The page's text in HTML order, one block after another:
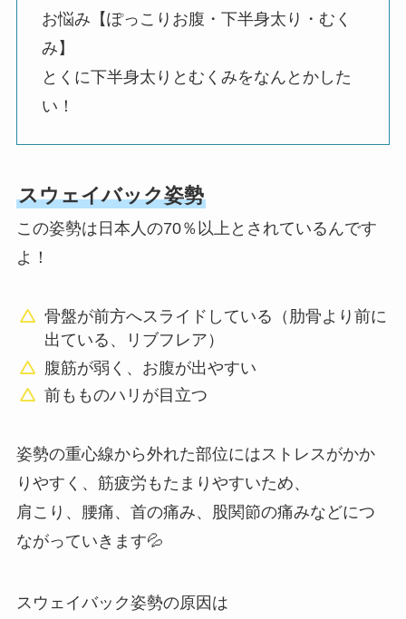
お悩み【ぽっこりお腹・下半身太り・むく
み】
とくに下半身太りとむくみをなんとかした
い！
スウェイバック姿勢
この姿勢は日本人の70％以上とされているんです
よ！
骨盤が前方へスライドしている（肋骨より前に
出ている、リブフレア）
腹筋が弱く、お腹が出やすい
前もものハリが目立つ
姿勢の重心線から外れた部位にはストレスがかか
りやすく、筋疲労もたまりやすいため、
肩こり、腰痛、首の痛み、股関節の痛みなどにつ
ながっていきます💦
スウェイバック姿勢の原因は